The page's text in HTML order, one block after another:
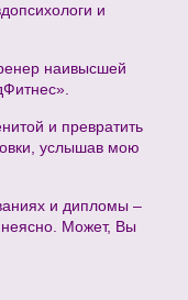
и
наивысшей
и превратить
услышав мою
и дипломы –
Может, Вы